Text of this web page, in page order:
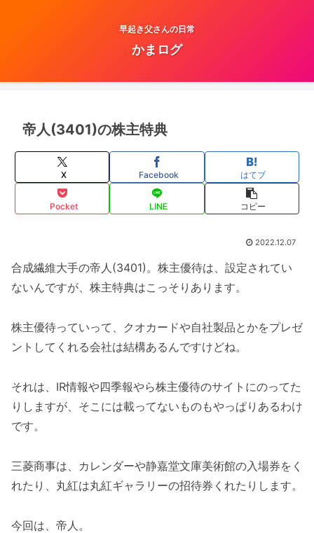
早起き父さんの日常
かまログ
帝人(3401)の株主特典
X Facebook はてブ
Pocket LINE コピー
2022.12.07
合成繊維大手の帝人(3401)。株主優待は、設定されてい
ないんですが、株主特典はこっそりあります。
株主優待っていって、クオカードや自社製品とかをプレゼ
ントしてくれる会社は結構あるんですけどね。
それは、IR情報や四季報やら株主優待のサイトにのってた
りしますが、そこには載ってないものもやっぱりあるわけ
です。
三菱商事は、カレンダーや静嘉堂文庫美術館の入場券をく
れたり、丸紅は丸紅ギャラリーの招待券くれたりします。
今回は、帝人。